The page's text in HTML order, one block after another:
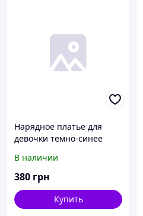
Нарядное платье для
девочки темно-синее
В наличии
380 грн
Купить